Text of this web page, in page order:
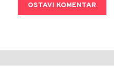
OSTAVI KOMENTAR